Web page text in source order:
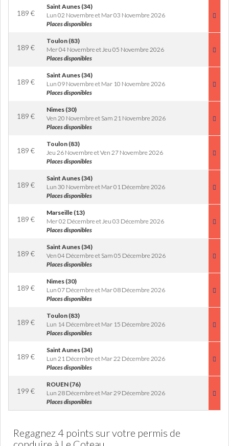
189 €
Saint Aunes (34)
Lun 02 Novembre et Mar 03 Novembre 2026
Places disponibles
189 €
Toulon (83)
Mer 04 Novembre et Jeu 05 Novembre 2026
Places disponibles
189 €
Saint Aunes (34)
Lun 09 Novembre et Mar 10 Novembre 2026
Places disponibles
189 €
Nimes (30)
Ven 20 Novembre et Sam 21 Novembre 2026
Places disponibles
189 €
Toulon (83)
Jeu 26 Novembre et Ven 27 Novembre 2026
Places disponibles
189 €
Saint Aunes (34)
Lun 30 Novembre et Mar 01 Décembre 2026
Places disponibles
189 €
Marseille (13)
Mer 02 Décembre et Jeu 03 Décembre 2026
Places disponibles
189 €
Saint Aunes (34)
Ven 04 Décembre et Sam 05 Décembre 2026
Places disponibles
189 €
Nimes (30)
Lun 07 Décembre et Mar 08 Décembre 2026
Places disponibles
189 €
Toulon (83)
Lun 14 Décembre et Mar 15 Décembre 2026
Places disponibles
189 €
Saint Aunes (34)
Lun 21 Décembre et Mar 22 Décembre 2026
Places disponibles
199 €
ROUEN (76)
Lun 28 Décembre et Mar 29 Décembre 2026
Places disponibles
Regagnez 4 points sur votre permis de